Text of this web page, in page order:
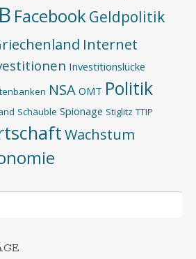
FacebookGeldpolitik
Internet
Investitionslücke
NSA OMT Politik
Schäuble Spionage Stiglitz TTIP
Wachstum